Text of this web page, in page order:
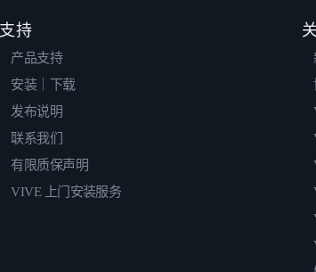
支持
产品支持
安装｜下载
发布说明
联系我们
有限质保声明
VIVE 上门安装服务